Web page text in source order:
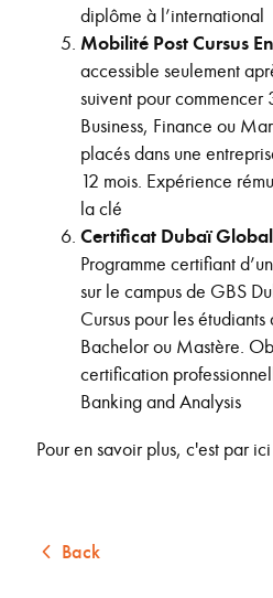
diplôme à l’international
Mobilité Post Cursus
accessible seulement
suivent pour commencer
Business, Finance ou
placés dans une
12 mois. Expérience
la clé
Certificat Dubaï
Programme certifiant
sur le campus de GBS
Cursus pour les
Bachelor ou Mastère.
certification
Banking and Analysis
Pour en savoir plus, c'est par
Back